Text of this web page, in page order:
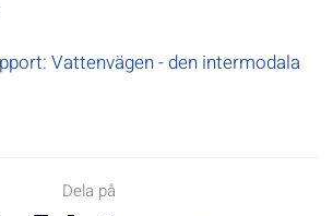
Vattenvägen - den intermodala
Dela på